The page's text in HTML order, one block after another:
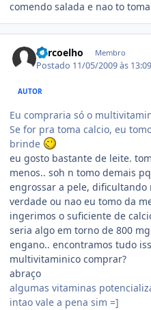
comendo salada e nao to
adrcoelho Membro
Postado 11/05/2009 às
AUTOR
Eu compraria só o
Se for pra toma calcio, eu
brinde
eu gosto bastante de leite.
menos.. soh n tomo demais
engrossar a pele, dificultando
verdade ou nao eu tomo da
ingerimos o suficiente de
seria algo em torno de 800
engano.. encontramos tudo
multivitaminico comprar?
abraço
algumas vitaminas
intao vale a pena sim =]